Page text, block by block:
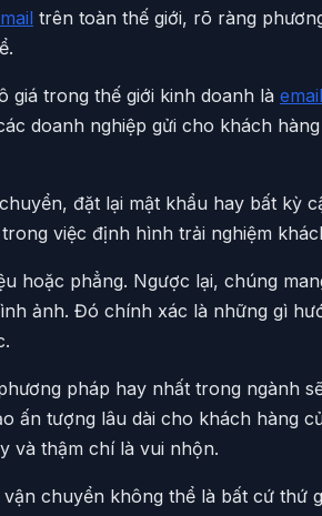
trên toàn thế giới, rõ ràng
giá trong thế giới kinh doanh là
doanh nghiệp gửi cho khách
đặt lại mật khẩu hay bất kỳ
việc định hình trải nghiệm
hoặc phẳng. Ngược lại, chúng
ảnh. Đó chính xác là những gì
pháp hay nhất trong ngành
ấn tượng lâu dài cho khách hàng
và thậm chí là vui nhộn.
chuyển không thể là bất cứ thứ